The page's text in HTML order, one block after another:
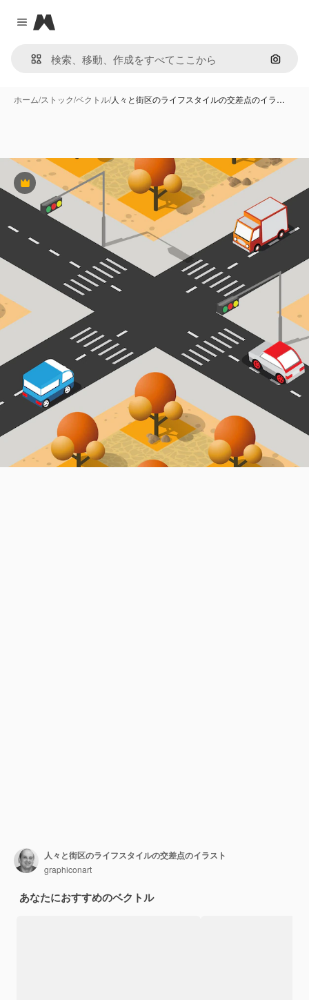
Close menu
Magnific
画像で
ホーム/ストック/ベクトル/人々と街区のライフスタイルの交差点のイラ…
Premium
人々と街区のライフスタイルの交差点のイラスト
graphiconart
あなたにおすすめのベクトル